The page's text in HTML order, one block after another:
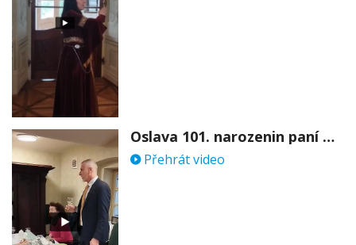
Oslava 101. narozenin paní Věry Skořepové
Přehrát video